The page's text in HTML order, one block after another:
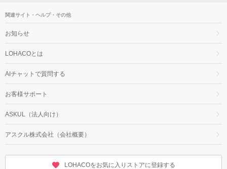
関連サイト・ヘルプ・その他
お知らせ
LOHACOとは
AIチャットで質問する
お客様サポート
ASKUL（法人向け）
アスクル株式会社（会社概要）
LOHACOをお気に入りストアに登録する